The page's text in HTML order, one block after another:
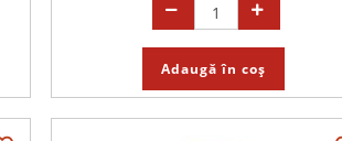
Adaugă în coș